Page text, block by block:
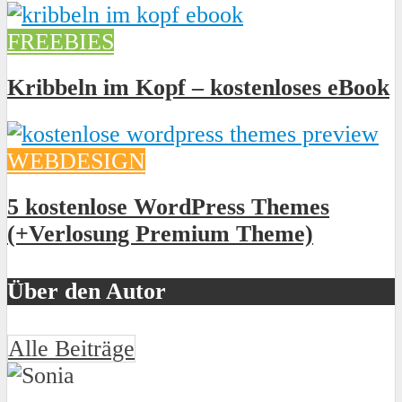
FREEBIES
Kribbeln im Kopf – kostenloses eBook
WEBDESIGN
5 kostenlose WordPress Themes
(+Verlosung Premium Theme)
Über den Autor
Alle Beiträge